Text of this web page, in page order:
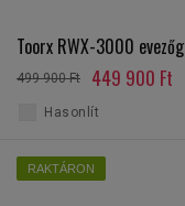
Toorx RWX-3000
499 900 Ft 449 900 Ft
Hasonlít
RAKTÁRON